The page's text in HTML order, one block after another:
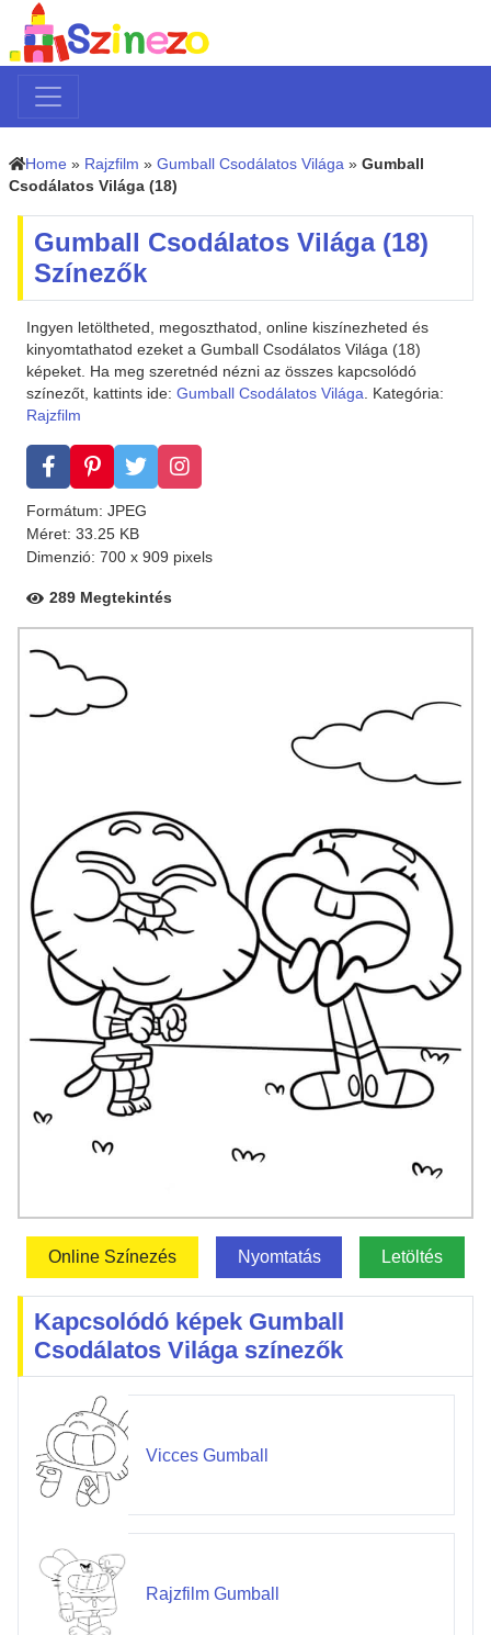
Home » Rajzfilm » Gumball Csodálatos Világa » Gumball
Csodálatos Világa (18)
Gumball Csodálatos Világa (18)
Színezők
Ingyen letöltheted, megoszthatod, online kiszínezheted és
kinyomtathatod ezeket a Gumball Csodálatos Világa (18)
képeket. Ha meg szeretnéd nézni az összes kapcsolódó
színezőt, kattints ide: Gumball Csodálatos Világa. Kategória:
Rajzfilm
Formátum: JPEG
Méret: 33.25 KB
Dimenzió: 700 x 909 pixels
289 Megtekintés
Online Színezés Nyomtatás Letöltés
Kapcsolódó képek Gumball
Csodálatos Világa színezők
Vicces Gumball
Rajzfilm Gumball